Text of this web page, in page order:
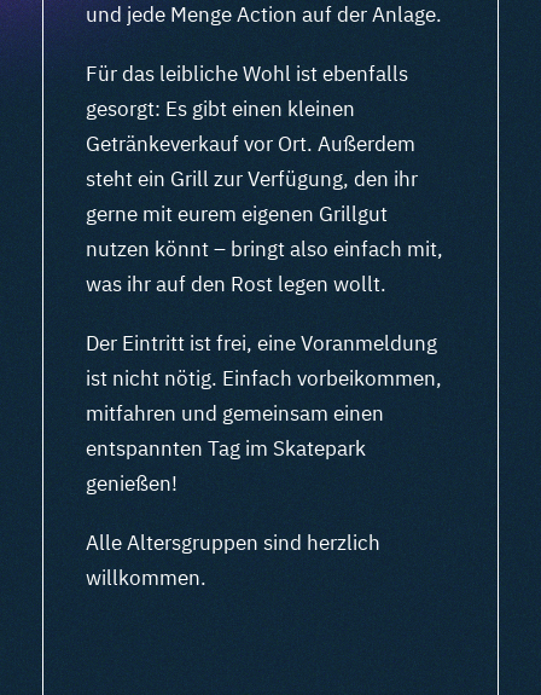
und jede Menge Action auf der Anlage.
Für das leibliche Wohl ist ebenfalls
gesorgt: Es gibt einen kleinen
Getränkeverkauf vor Ort. Außerdem
steht ein Grill zur Verfügung, den ihr
gerne mit eurem eigenen Grillgut
nutzen könnt – bringt also einfach mit,
was ihr auf den Rost legen wollt.
Der Eintritt ist frei, eine Voranmeldung
ist nicht nötig. Einfach vorbeikommen,
mitfahren und gemeinsam einen
entspannten Tag im Skatepark
genießen!
Alle Altersgruppen sind herzlich
willkommen.